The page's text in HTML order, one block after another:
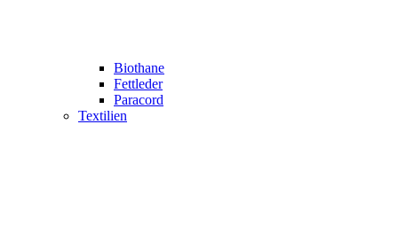
Biothane
Fettleder
Paracord
Textilien